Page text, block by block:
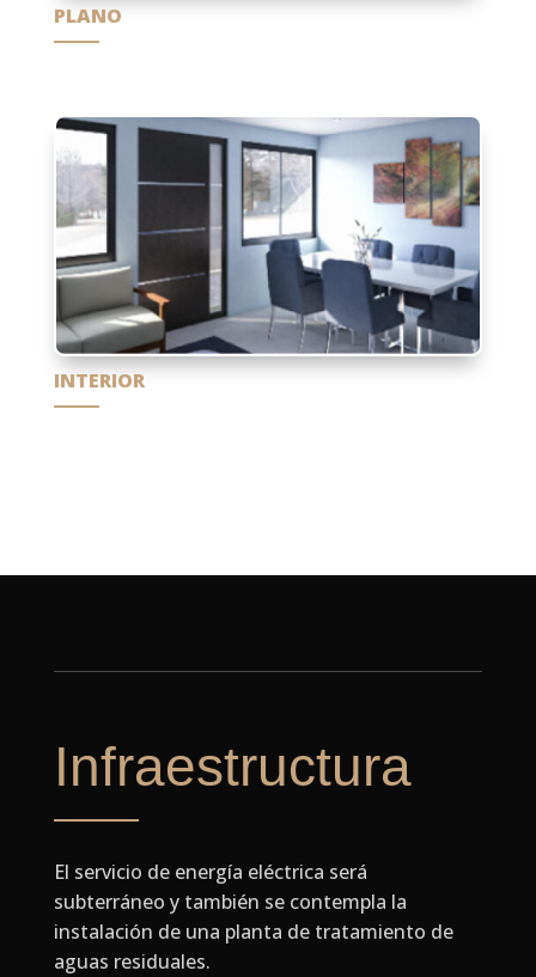
PLANO
INTERIOR
Infraestructura
El servicio de energía eléctrica será
subterráneo y también se contempla la
instalación de una planta de tratamiento de
aguas residuales.